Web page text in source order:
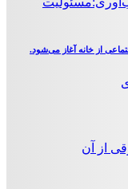
از خانه آغاز می‌شود.